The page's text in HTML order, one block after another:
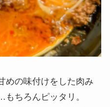
めの味付けをした肉み
ちろんピッタリ。